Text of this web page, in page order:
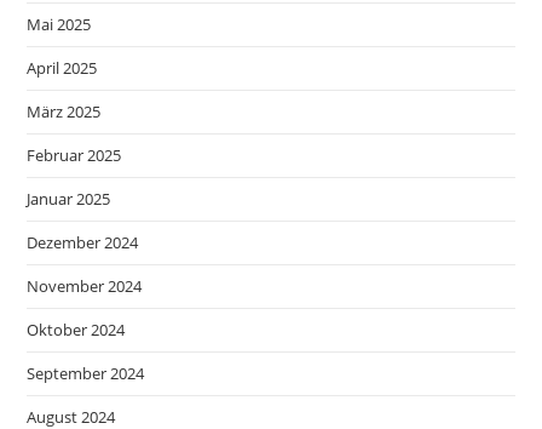
Mai 2025
April 2025
März 2025
Februar 2025
Januar 2025
Dezember 2024
November 2024
Oktober 2024
September 2024
August 2024